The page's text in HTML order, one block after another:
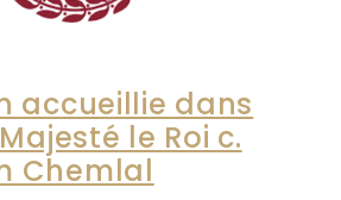
accueillie dans
le Roi c.
Chemlal